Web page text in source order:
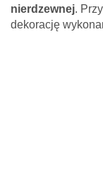
nierdzewnej.
dekoracjęPytanie *